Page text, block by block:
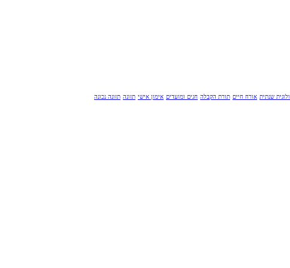
שנתית אורח חיים תורת הקבלה חגים ומועדים אימון אישי תזונה תזונה נכונה